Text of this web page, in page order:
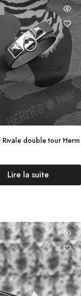
Rivale double tour Herm
Lire la suite